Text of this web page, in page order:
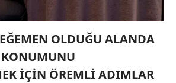
OLDUĞU ALANDA
İÇİN ÖREMLİ ADIMLAR